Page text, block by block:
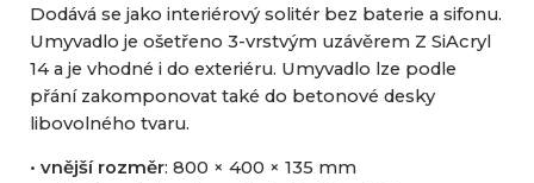
Dodává se jako interiérový solitér bez baterie a sifonu.
Umyvadlo je ošetřeno 3-vrstvým uzávěrem Z SiAcryl
14 a je vhodné i do exteriéru. Umyvadlo lze podle
přání zakomponovat také do betonové desky
libovolného tvaru.
• vnější rozměr: 800 × 400 × 135 mm